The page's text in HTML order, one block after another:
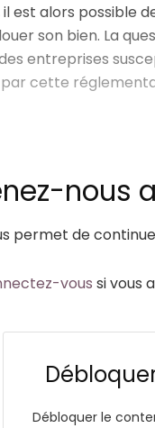
est alors possible
son bien. La
entreprises
par cette
nous
permet de
vous si vous
Débloquer le